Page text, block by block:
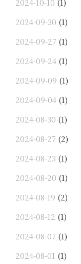
2024-10-10 (1)
2024-09-30 (1)
2024-09-27 (1)
2024-09-24 (1)
2024-09-09 (1)
2024-09-04 (1)
2024-08-30 (1)
2024-08-27 (2)
2024-08-23 (1)
2024-08-20 (1)
2024-08-19 (2)
2024-08-12 (1)
2024-08-07 (1)
2024-08-01 (1)